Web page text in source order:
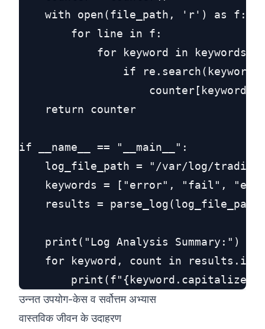
    with open(file_path, 'r') as f:
        for line in f:
            for keyword in keywords:
if
counter[keyword]
    return counter
if __name__ == "__main__":
log_file_path = "/var/log/
keywords = ["error", "fail",
results =
    print("Log Analysis Summary:")
for keyword, count in
उन्नत उपयोग-केस व सर्वोत्तम अभ्यास
वास्तविक जीवन के उदाहरण